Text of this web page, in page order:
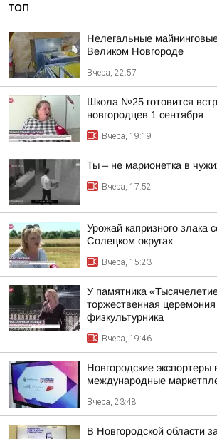
ТОП
Нелегальные
Великом Новгороде
Вчера, 22:57
Школа №25 готовится
новгородцев 1 сентября
Вчера, 19:19
Ты – не марионетка в
Вчера, 17:52
Урожай капризного злака
Солецком округах
Вчера, 15:23
У памятника
торжественная
физкультурника
Вчера, 19:46
Новгородские экспортеры
международные
Вчера, 23:48
В Новгородской области